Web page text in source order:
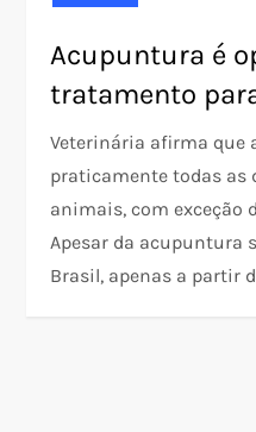
Acupuntura é
tratamento
Veterinária afirma que
praticamente todas as
animais, com exceção
Apesar da acupuntura
Brasil, apenas a partir